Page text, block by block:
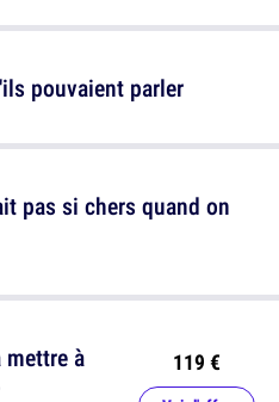
pouvaient parler
mettre à
119 €
pas si chers quand on